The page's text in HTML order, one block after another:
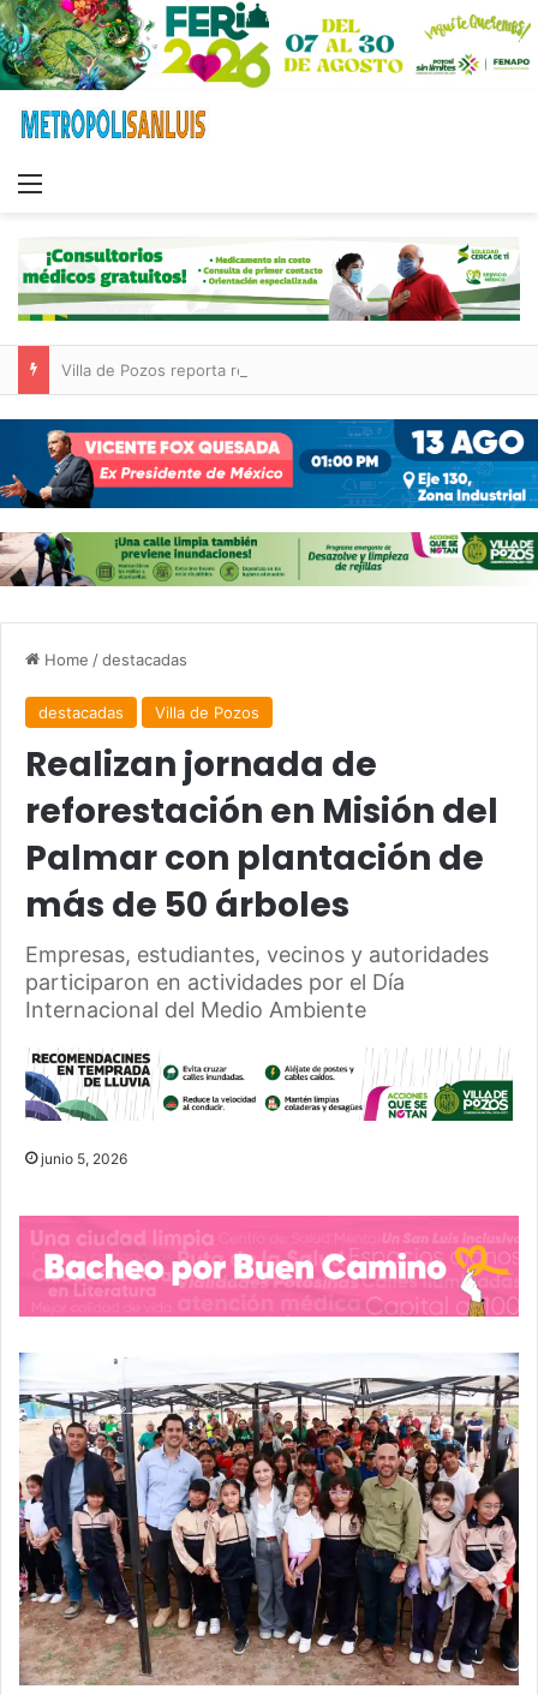
Home /destacadas
destacadas Villa de Pozos
Realizan jornada de
reforestación en Misión del
Palmar con plantación de
más de 50 árboles
Empresas, estudiantes, vecinos y autoridades
participaron en actividades por el Día
Internacional del Medio Ambiente
junio 5, 2026